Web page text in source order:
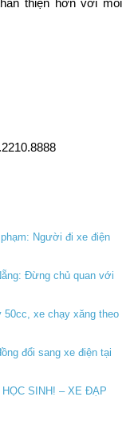
Người đi xe điện
Đừng chủ quan với
xe chạy xăng theo
đổi sang xe điện tại
SINH! – XE ĐẠP